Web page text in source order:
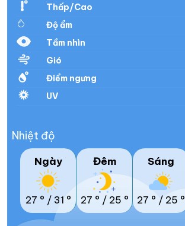
Thấp/Cao
Độ ẩm
Tầm nhìn
Gió
Điểm ngưng
UV
Nhiệt độ
Ngày
27 ° / 31 °
Đêm
27 ° / 25 °
Sáng
27 ° / 25 °